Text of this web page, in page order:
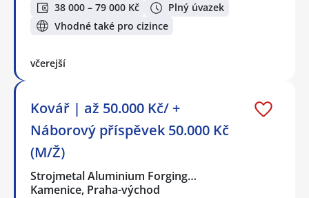
38 000 – 79 000 Kč
Plný úvazek
Vhodné také pro cizince
včerejší
Kovář | až 50.000 Kč/ +
Náborový příspěvek 50.000 Kč
(M/Ž)
Strojmetal Aluminium Forging…
Kamenice, Praha-východ